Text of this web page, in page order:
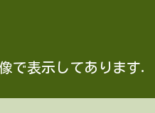
で表示してあります